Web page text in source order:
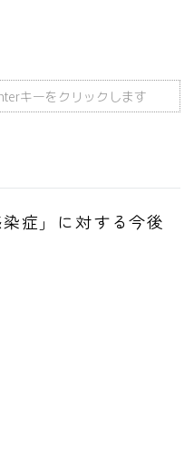
症」に対する今後